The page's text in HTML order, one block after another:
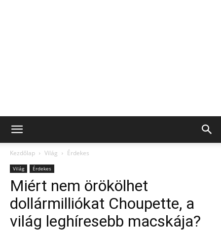
Kezdőlap Világ Érdekes
Világ Érdekes
Miért nem örökölhet
dollármilliókat Choupette, a
világ leghíresebb macskája?